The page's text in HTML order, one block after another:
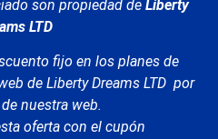
son propiedad de Liberty
LTD
fijo en los planes de
de Liberty Dreams LTD por
nuestra web.
oferta con el cupón